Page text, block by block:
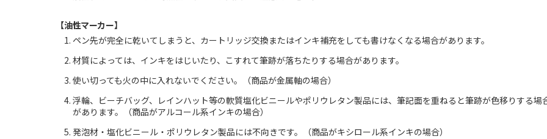
【油性マーカー】
ペン先が完全に乾いてしまうと、カートリッジ交換またはインキ補充をしても書けなくなる場合があります。
材質によっては、インキをはじいたり、こすれて筆跡が落ちたりする場合があります。
使い切っても火の中に入れないでください。（商品が金属軸の場合）
浮輪、ビーチバッグ、レインハット等の軟質塩化ビニールやポリウレタン製品には、筆記面を重ねると筆跡が色移りする場
があります。（商品がアルコール系インキの場合）
発泡材・塩化ビニール・ポリウレタン製品には不向きです。（商品がキシロール系インキの場合）